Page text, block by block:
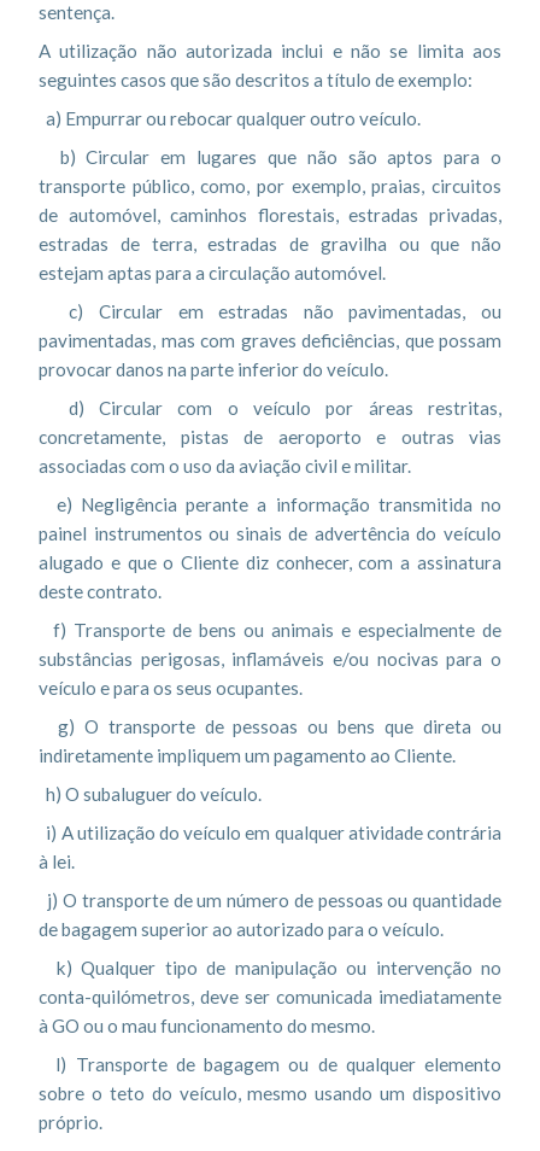
sentença.
A utilização não autorizada inclui e não se limita aos
seguintes casos que são descritos a título de exemplo:
a) Empurrar ou rebocar qualquer outro veículo.
b) Circular em lugares que não são aptos para o
transporte público, como, por exemplo, praias, circuitos
de automóvel, caminhos florestais, estradas privadas,
estradas de terra, estradas de gravilha ou que não
estejam aptas para a circulação automóvel.
c) Circular em estradas não pavimentadas, ou
pavimentadas, mas com graves deficiências, que possam
provocar danos na parte inferior do veículo.
d) Circular com o veículo por áreas restritas,
concretamente, pistas de aeroporto e outras vias
associadas com o uso da aviação civil e militar.
e) Negligência perante a informação transmitida no
painel instrumentos ou sinais de advertência do veículo
alugado e que o Cliente diz conhecer, com a assinatura
deste contrato.
f) Transporte de bens ou animais e especialmente de
substâncias perigosas, inflamáveis e/ou nocivas para o
veículo e para os seus ocupantes.
g) O transporte de pessoas ou bens que direta ou
indiretamente impliquem um pagamento ao Cliente.
h) O subaluguer do veículo.
i) A utilização do veículo em qualquer atividade contrária
à lei.
j) O transporte de um número de pessoas ou quantidade
de bagagem superior ao autorizado para o veículo.
k) Qualquer tipo de manipulação ou intervenção no
conta-quilómetros, deve ser comunicada imediatamente
à GO ou o mau funcionamento do mesmo.
l) Transporte de bagagem ou de qualquer elemento
sobre o teto do veículo, mesmo usando um dispositivo
próprio.